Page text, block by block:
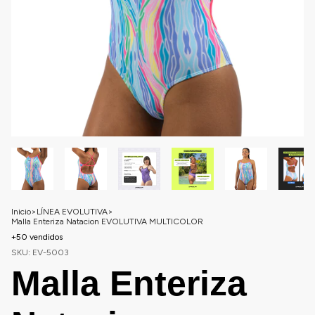
Inicio> LÍNEA EVOLUTIVA>
Malla Enteriza Natacion EVOLUTIVA MULTICOLOR
+50 vendidos
SKU: EV-5003
Malla Enteriza